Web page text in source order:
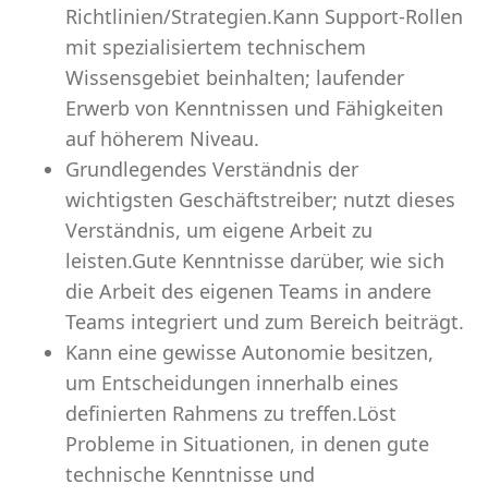
Richtlinien/Strategien.Kann Support-Rollen
mit spezialisiertem technischem
Wissensgebiet beinhalten; laufender
Erwerb von Kenntnissen und Fähigkeiten
auf höherem Niveau.
Grundlegendes Verständnis der
wichtigsten Geschäftstreiber; nutzt dieses
Verständnis, um eigene Arbeit zu
leisten.Gute Kenntnisse darüber, wie sich
die Arbeit des eigenen Teams in andere
Teams integriert und zum Bereich beiträgt.
Kann eine gewisse Autonomie besitzen,
um Entscheidungen innerhalb eines
definierten Rahmens zu treffen.Löst
Probleme in Situationen, in denen gute
technische Kenntnisse und